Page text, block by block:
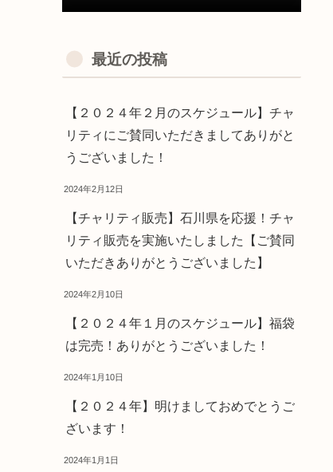
最近の投稿
【２０２４年２月のスケジュール】チャ
リティにご賛同いただきましてありがと
うございました！
2024年2月12日
【チャリティ販売】石川県を応援！チャ
リティ販売を実施いたしました【ご賛同
いただきありがとうございました】
2024年2月10日
【２０２４年１月のスケジュール】福袋
は完売！ありがとうございました！
2024年1月10日
【２０２４年】明けましておめでとうご
ざいます！
2024年1月1日